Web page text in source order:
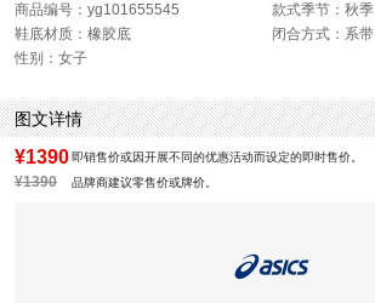
商品编号：yg101655545
款式季节：秋季
鞋底材质：橡胶底
闭合方式：系带
性别：女子
图文详情
¥1390 即销售价或因开展不同的优惠活动而设定的即时售价。
¥1390 品牌商建议零售价或牌价。